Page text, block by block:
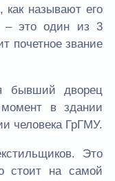
как называют его
– это один из 3
почетное звание
бывший дворец
в здании
человека ГрГМУ.
Это
стоит на самой